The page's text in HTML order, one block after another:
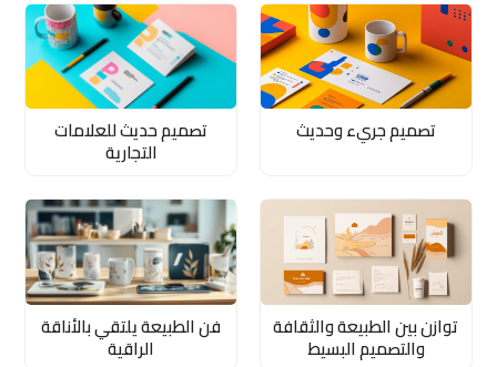
تصميم جريء وحديث تصميم حديث للعلامات
التجارية
توازن بين الطبيعة والثقافة
والتصميم البسيط
فن الطبيعة يلتقي بالأناقة
الراقية